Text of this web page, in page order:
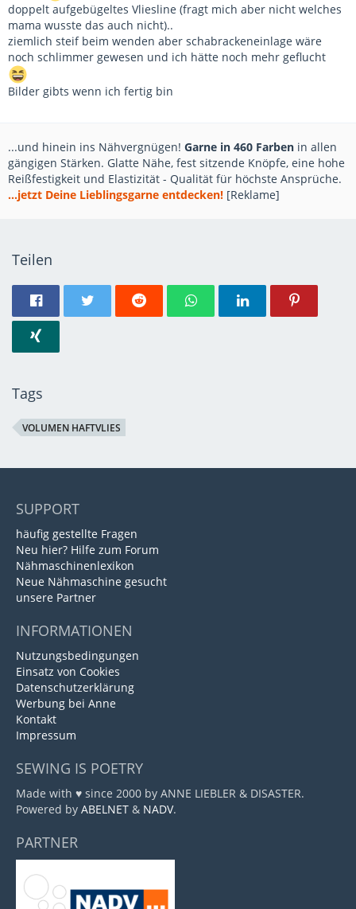
doppelt aufgebügeltes Vliesline (fragt mich aber nicht welches
mama wusste das auch nicht)..
ziemlich steif beim wenden aber schabrackeneinlage wäre
noch schlimmer gewesen und ich hätte noch mehr geflucht
Bilder gibts wenn ich fertig bin
...und hinein ins Nähvergnügen! Garne in 460 Farben in allen
gängigen Stärken. Glatte Nähe, fest sitzende Knöpfe, eine hohe
Reißfestigkeit und Elastizität - Qualität für höchste Ansprüche.
...jetzt Deine Lieblingsgarne entdecken! [Reklame]
Teilen
Tags
VOLUMEN HAFTVLIES
SUPPORT
häufig gestellte Fragen
Neu hier? Hilfe zum Forum
Nähmaschinenlexikon
Neue Nähmaschine gesucht
unsere Partner
INFORMATIONEN
Nutzungsbedingungen
Einsatz von Cookies
Datenschutzerklärung
Werbung bei Anne
Kontakt
Impressum
SEWING IS POETRY
Made with ♥ since 2000 by ANNE LIEBLER & DISASTER.
Powered by ABELNET & NADV.
PARTNER